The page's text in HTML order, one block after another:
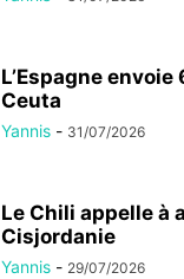
L’Espagne
Ceuta
Yannis - 31/07/2026
Le Chili appelle à
Cisjordanie
Yannis - 29/07/2026